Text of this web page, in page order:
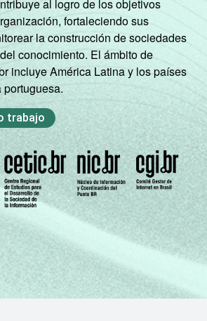
al logro de los objetivos
fortaleciendo sus
la construcción de sociedades
conocimiento. El ámbito de
incluye América Latina y los países
trabajo